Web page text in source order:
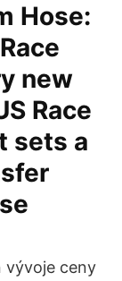
Hose:
new
Race
sets a
vývoje ceny